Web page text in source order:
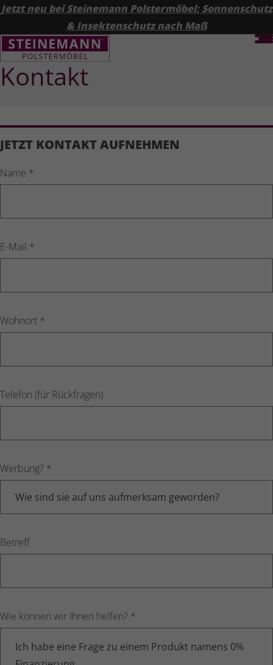
Jetzt neu bei Steinemann Polstermöbel: Sonnenschutz
& Insektenschutz nach Maß
Kontakt
JETZT KONTAKT AUFNEHMEN
Name *
Leave this field blank
E-Mail *
Wohnort *
Telefon (für Rückfragen)
Werbung? *
Betreff
Wie können wir Ihnen helfen? *